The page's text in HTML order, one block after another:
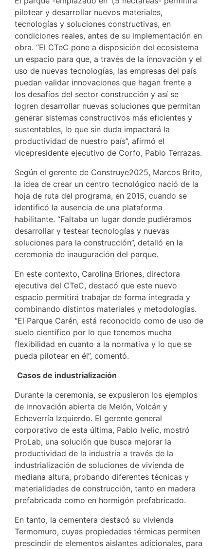
pilotear y desarrollar nuevos materiales,
tecnologías y soluciones constructivas, en
condiciones reales, antes de su implementación en
obra. “El CTeC pone a disposición del ecosistema
un espacio para que, a través de la innovación y el
uso de nuevas tecnologías, las empresas del país
puedan validar innovaciones que hagan frente a
los desafíos del sector construcción y así se
logren desarrollar nuevas soluciones que permitan
generar sistemas constructivos más eficientes y
sustentables, lo que sin duda impactará la
productividad de nuestro país”, afirmó el
vicepresidente ejecutivo de Corfo, Pablo Terrazas.
Según el gerente de Construye2025, Marcos Brito,
la idea de crear un centro tecnológico nació de la
hoja de ruta del programa, en 2015, cuando se
identificó la ausencia de una plataforma
habilitante. “Faltaba un lugar donde pudiéramos
desarrollar y testear tecnologías y nuevas
soluciones para la construcción”, detalló en la
ceremonia de inauguración del parque.
En este contexto, Carolina Briones, directora
ejecutiva del CTeC, destacó que este nuevo
espacio permitirá trabajar de forma integrada y
combinando distintos materiales y metodologías.
“El Parque Carén, está reconocido como de uso de
suelo científico por lo que tenemos mucha
flexibilidad en cuanto a la normativa y lo que se
pueda pilotear en él”, comentó.
Casos de industrialización
Durante la ceremonia, se expusieron los ejemplos
de innovación abierta de Melón, Volcán y
Echeverría Izquierdo. El gerente general
corporativo de esta última, Pablo Ivelic, mostró
ProLab, una solución que busca mejorar la
productividad de la industria a través de la
industrialización de soluciones de vivienda de
mediana altura, probando diferentes técnicas y
materialidades de construcción, tanto en madera
prefabricada como en hormigón prefabricado.
En tanto, la cementera destacó su vivienda
Termomuro, cuyas propiedades térmicas permiten
prescindir de elementos aislantes adicionales, para